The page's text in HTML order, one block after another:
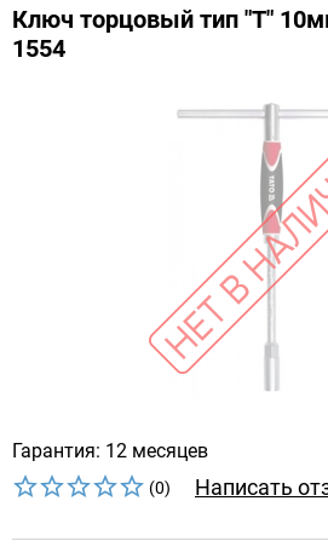
Ключ торцовый тип "Т"
1554
Гарантия: 12 месяцев
(0) Написать